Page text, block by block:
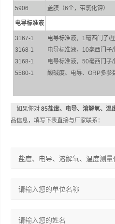
5906 盖膜（6个，带氯化钾）
电导标准液
3167-1
3168-1
3168-1
5580-1
电导标准液，1毫西门子/
电导标准液，10毫西门子/
电导标准液，50毫西门子/
酸碱度、电导、ORP多参
如果你对85盐度、电导、溶解氧、温
品信息，填写下表直接与厂家联系：